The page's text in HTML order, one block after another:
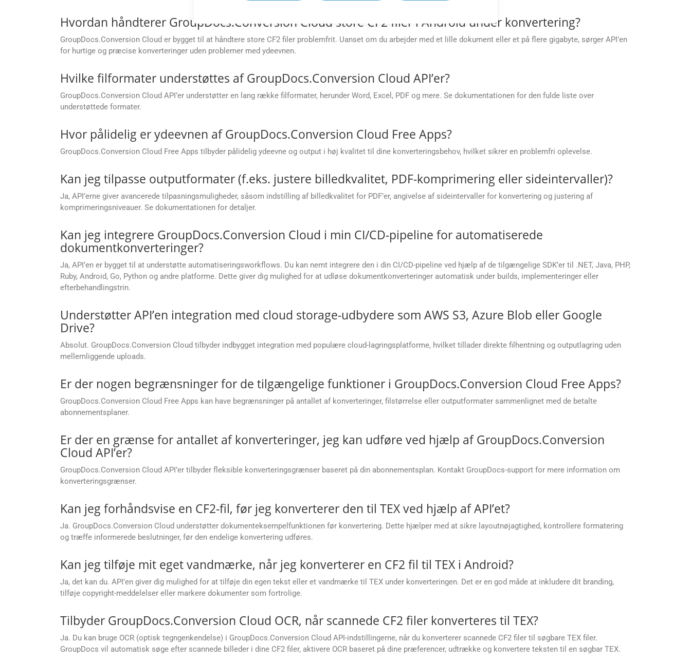
Hvordan håndterer GroupDocs.Conversion Cloud store CF2 filer i Android under konvertering?
GroupDocs.Conversion Cloud er bygget til at håndtere store CF2 filer problemfrit. Uanset om du arbejder med et lille dokument eller et på flere gigabyte, sørger API’en
for hurtige og præcise konverteringer uden problemer med ydeevnen.
Hvilke filformater understøttes af GroupDocs.Conversion Cloud API’er?
GroupDocs.Conversion Cloud API’er understøtter en lang række filformater, herunder Word, Excel, PDF og mere. Se dokumentationen for den fulde liste over
understøttede formater.
Hvor pålidelig er ydeevnen af GroupDocs.Conversion Cloud Free Apps?
GroupDocs.Conversion Cloud Free Apps tilbyder pålidelig ydeevne og output i høj kvalitet til dine konverteringsbehov, hvilket sikrer en problemfri oplevelse.
Kan jeg tilpasse outputformater (f.eks. justere billedkvalitet, PDF-komprimering eller sideintervaller)?
Ja, API’erne giver avancerede tilpasningsmuligheder, såsom indstilling af billedkvalitet for PDF’er, angivelse af sideintervaller for konvertering og justering af
komprimeringsniveauer. Se dokumentationen for detaljer.
Kan jeg integrere GroupDocs.Conversion Cloud i min CI/CD-pipeline for automatiserede
dokumentkonverteringer?
Ja, API’en er bygget til at understøtte automatiseringsworkflows. Du kan nemt integrere den i din CI/CD-pipeline ved hjælp af de tilgængelige SDK’er til .NET, Java, PHP,
Ruby, Android, Go, Python og andre platforme. Dette giver dig mulighed for at udløse dokumentkonverteringer automatisk under builds, implementeringer eller
efterbehandlingstrin.
Understøtter API’en integration med cloud storage-udbydere som AWS S3, Azure Blob eller Google
Drive?
Absolut. GroupDocs.Conversion Cloud tilbyder indbygget integration med populære cloud-lagringsplatforme, hvilket tillader direkte filhentning og outputlagring uden
mellemliggende uploads.
Er der nogen begrænsninger for de tilgængelige funktioner i GroupDocs.Conversion Cloud Free Apps?
GroupDocs.Conversion Cloud Free Apps kan have begrænsninger på antallet af konverteringer, filstørrelse eller outputformater sammenlignet med de betalte
abonnementsplaner.
Er der en grænse for antallet af konverteringer, jeg kan udføre ved hjælp af GroupDocs.Conversion
Cloud API’er?
GroupDocs.Conversion Cloud API’er tilbyder fleksible konverteringsgrænser baseret på din abonnementsplan. Kontakt GroupDocs-support for mere information om
konverteringsgrænser.
Kan jeg forhåndsvise en CF2-fil, før jeg konverterer den til TEX ved hjælp af API’et?
Ja. GroupDocs.Conversion Cloud understøtter dokumenteksempelfunktionen før konvertering. Dette hjælper med at sikre layoutnøjagtighed, kontrollere formatering
og træffe informerede beslutninger, før den endelige konvertering udføres.
Kan jeg tilføje mit eget vandmærke, når jeg konverterer en CF2 fil til TEX i Android?
Ja, det kan du. API’en giver dig mulighed for at tilføje din egen tekst eller et vandmærke til TEX under konverteringen. Det er en god måde at inkludere dit branding,
tilføje copyright-meddelelser eller markere dokumenter som fortrolige.
Tilbyder GroupDocs.Conversion Cloud OCR, når scannede CF2 filer konverteres til TEX?
Ja. Du kan bruge OCR (optisk tegngenkendelse) i GroupDocs.Conversion Cloud API-indstillingerne, når du konverterer scannede CF2 filer til søgbare TEX filer.
GroupDocs vil automatisk søge efter scannede billeder i dine CF2 filer, aktivere OCR baseret på dine præferencer, udtrække og konvertere teksten til en søgbar TEX.